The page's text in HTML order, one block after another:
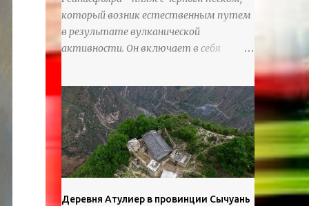
который возник естественным путем
в результате вулканической
активности. Он включает в себя
массивные базальтовые
шестиугольные колонны, высокие
утесы, лавовые образования, черную
береговую линию и великолепные
каменные арки.
Деревня Атулиер в провинции Сычуань